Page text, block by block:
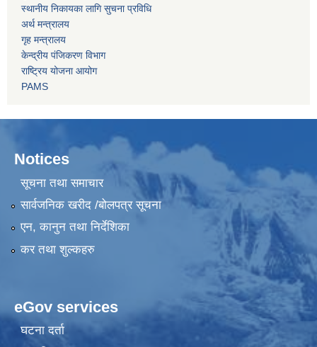
स्थानीय निकायका लागि सुचना प्रविधि
अर्थ मन्त्रालय
गृह मन्त्रालय
केन्द्रीय पंजिकरण विभाग
राष्ट्रिय योजना आयोग
PAMS
Notices
सूचना तथा समाचार
सार्वजनिक खरीद /बोलपत्र सूचना
एन, कानुन तथा निर्देशिका
कर तथा शुल्कहरु
eGov services
घटना दर्ता